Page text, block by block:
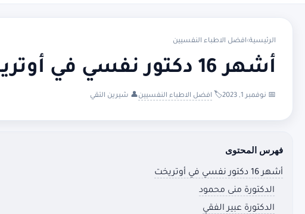
الرئيسية›افضل الاطباء النفسيين
أشهر 16 دكتور نفسي في أوتريخت
📅 نوفمبر 1, 2023 🏷️ افضل الاطباء النفسيين👤 شيرين التقي
فهرس المحتوى
أشهر 16 دكتور نفسي في أوتريخت
الدكتورة منى محمود
الدكتورة عبير الفقي